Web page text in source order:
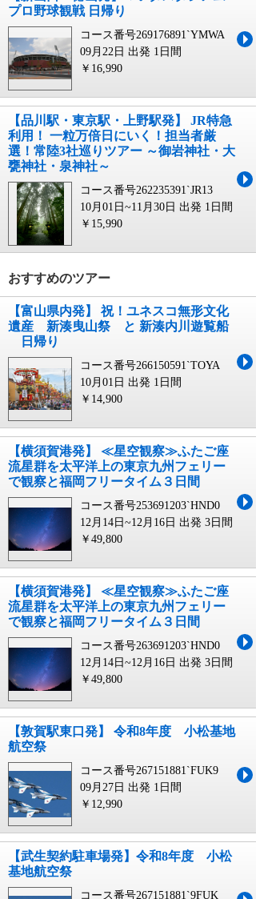
プロ野球観戦 日帰り
コース番号269176891`YMWA
09月22日 出発 1日間
￥16,990
【品川駅・東京駅・上野駅発】 JR特急
利用！ 一粒万倍日にいく！担当者厳
選！常陸3社巡りツアー ～御岩神社・大
甕神社・泉神社～
コース番号262235391`JR13
10月01日~11月30日 出発 1日間
￥15,990
おすすめのツアー
【富山県内発】 祝！ユネスコ無形文化
遺産 新湊曳山祭 と 新湊内川遊覧船
日帰り
コース番号266150591`TOYA
10月01日 出発 1日間
￥14,900
【横須賀港発】 ≪星空観察≫ふたご座
流星群を太平洋上の東京九州フェリー
で観察と福岡フリータイム３日間
コース番号253691203`HND0
12月14日~12月16日 出発 3日間
￥49,800
【横須賀港発】 ≪星空観察≫ふたご座
流星群を太平洋上の東京九州フェリー
で観察と福岡フリータイム３日間
コース番号263691203`HND0
12月14日~12月16日 出発 3日間
￥49,800
【敦賀駅東口発】 令和8年度 小松基地
航空祭
コース番号267151881`FUK9
09月27日 出発 1日間
￥12,990
【武生契約駐車場発】令和8年度 小松
基地航空祭
コース番号267151881`9FUK